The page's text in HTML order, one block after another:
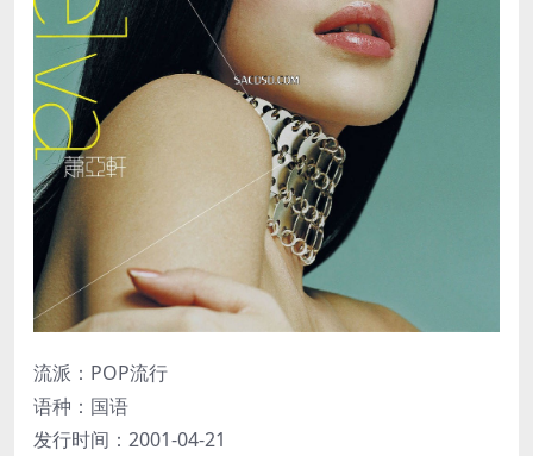
流派：POP流行
语种：国语
发行时间：2001-04-21